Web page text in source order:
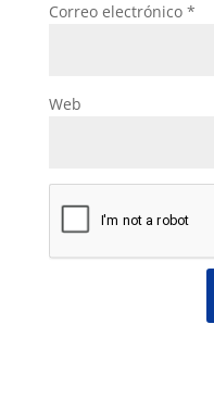
Correo electrónico *
Web